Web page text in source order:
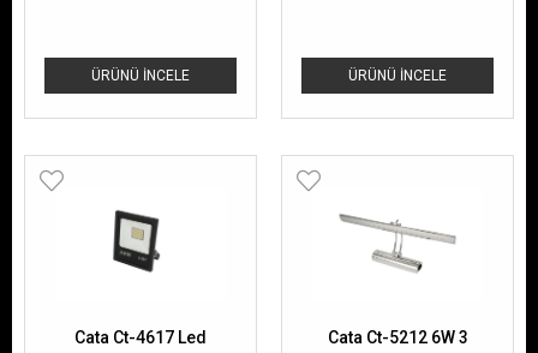
ÜRÜNÜ İNCELE ÜRÜNÜ İNCELE
Cata Ct-4617 Led
Cata Ct-5212 6W 3